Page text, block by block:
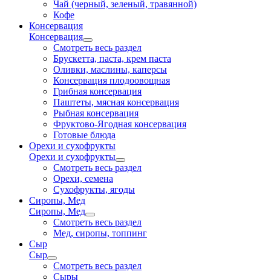
Чай (черный, зеленый, травянной)
Кофе
Консервация
Консервация
Смотреть весь раздел
Брускетта, паста, крем паста
Оливки, маслины, каперсы
Консервация плодоовощная
Грибная консервация
Паштеты, мясная консервация
Рыбная консервация
Фруктово-Ягодная консервация
Готовые блюда
Орехи и сухофрукты
Орехи и сухофрукты
Смотреть весь раздел
Орехи, семена
Сухофрукты, ягоды
Сиропы, Мед
Сиропы, Мед
Смотреть весь раздел
Мед, сиропы, топпинг
Сыр
Сыр
Смотреть весь раздел
Сыры